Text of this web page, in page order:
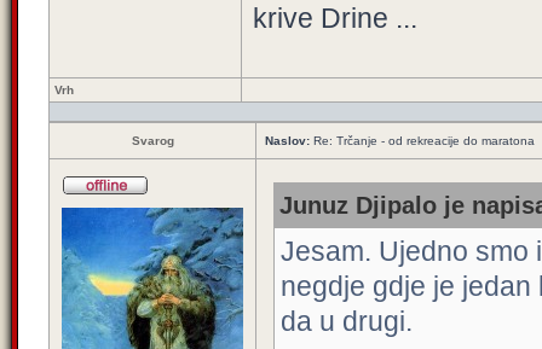
krive Drine ...
Vrh
Svarog Naslov: Re: Trčanje - od rekreacije do maratona
Junuz Djipalo je
Jesam. Ujedno smo
negdje gdje je
da u drugi.